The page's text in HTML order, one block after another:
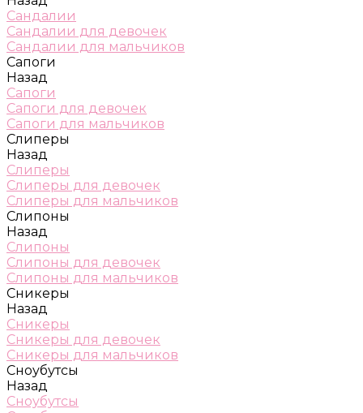
Сандалии
Сандалии для девочек
Сандалии для мальчиков
Сапоги
Назад
Сапоги
Сапоги для девочек
Сапоги для мальчиков
Слиперы
Назад
Слиперы
Слиперы для девочек
Слиперы для мальчиков
Слипоны
Назад
Слипоны
Слипоны для девочек
Слипоны для мальчиков
Сникеры
Назад
Сникеры
Сникеры для девочек
Сникеры для мальчиков
Сноубутсы
Назад
Сноубутсы